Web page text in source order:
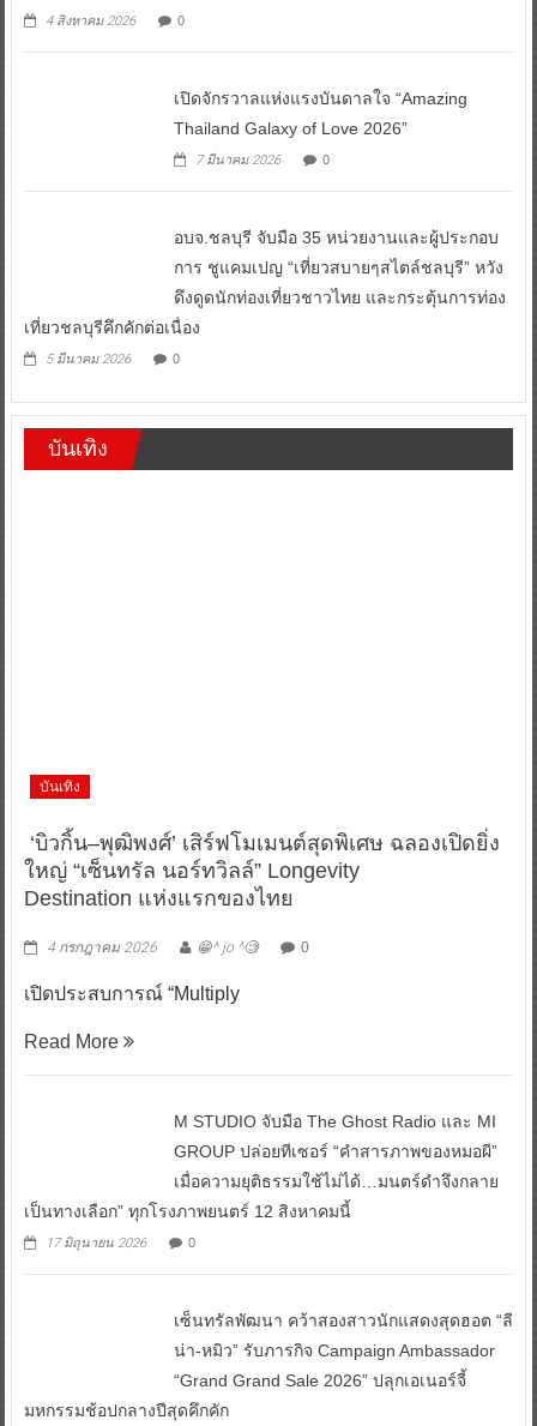
4 สิงหาคม 2026 0
เปิดจักรวาลแห่งแรงบันดาลใจ “Amazing
Thailand Galaxy of Love 2026”
7 มีนาคม 2026 0
อบจ.ชลบุรี จับมือ 35 หน่วยงานและผู้ประกอบ
การ ชูแคมเปญ “เที่ยวสบายๆสไตล์ชลบุรี” หวัง
ดึงดูดนักท่องเที่ยวชาวไทย และกระตุ้นการท่อง
เที่ยวชลบุรีคึกคักต่อเนื่อง
5 มีนาคม 2026 0
บันเทิง
บันเทิง
‘บิวกิ้น–พุฒิพงศ์’ เสิร์ฟโมเมนต์สุดพิเศษ ฉลองเปิดยิ่ง
ใหญ่ “เซ็นทรัล นอร์ทวิลล์” Longevity
Destination แห่งแรกของไทย
4 กรกฎาคม 2026 😁^ jo ^🧐 0
เปิดประสบการณ์ “Multiply
Read More
M STUDIO จับมือ The Ghost Radio และ MI
GROUP ปล่อยทีเซอร์ “คำสารภาพของหมอผี”
เมื่อความยุติธรรมใช้ไม่ได้…มนตร์ดำจึงกลาย
เป็นทางเลือก” ทุกโรงภาพยนตร์ 12 สิงหาคมนี้
17 มิถุนายน 2026 0
เซ็นทรัลพัฒนา คว้าสองสาวนักแสดงสุดฮอต “ลี
น่า-หมิว” รับภารกิจ Campaign Ambassador
“Grand Grand Sale 2026” ปลุกเอเนอร์จี้
มหกรรมช้อปกลางปีสุดคึกคัก